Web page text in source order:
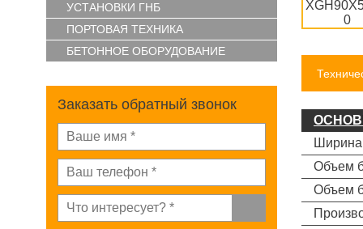
УСТАНОВКИ ГНБ
ПОРТОВАЯ ТЕХНИКА
БЕТОННОЕ ОБОРУДОВАНИЕ
Заказать обратный звонок
Ширина
Объем
Объем